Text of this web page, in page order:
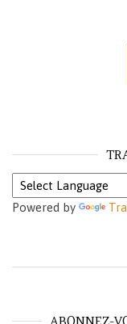
Powered by